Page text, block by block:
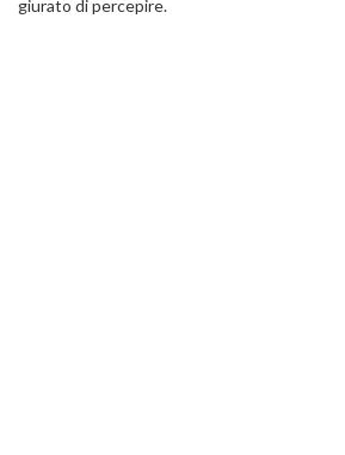
giurato di percepire.